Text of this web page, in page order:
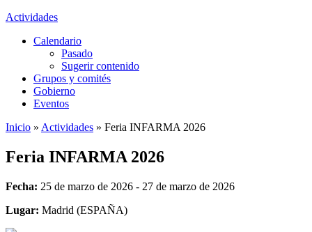
Actividades
Calendario
Pasado
Sugerir contenido
Grupos y comités
Gobierno
Eventos
Inicio » Actividades » Feria INFARMA 2026
Feria INFARMA 2026
Fecha: 25 de marzo de 2026 - 27 de marzo de 2026
Lugar: Madrid (ESPAÑA)